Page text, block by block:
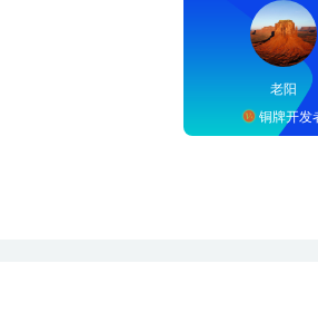
老阳
铜牌开发